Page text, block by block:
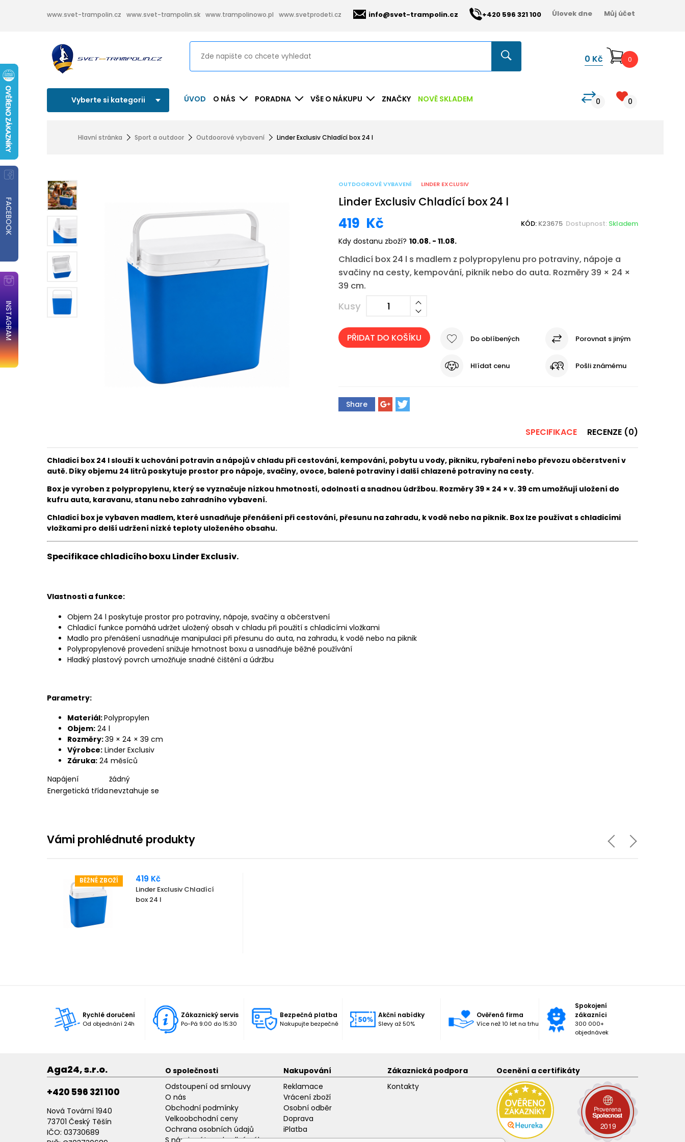
FACEBOOK
INSTAGRAM
www.svet-trampolin.cz www.svet-trampolin.sk www.trampolinowo.pl www.svetprodeti.cz info@svet-trampolin.cz +420 596 321 100 Úlovek dne Můj účet
0 Kč 0
Vyberte si kategorii ÚVOD O NÁS PORADNA VŠE O NÁKUPU ZNAČKY NOVĚ SKLADEM 0 0
Hlavní stránka Sport a outdoor Outdoorové vybavení Linder Exclusiv Chladící box 24 l
OUTDOOROVÉ VYBAVENÍ LINDER EXCLUSIV
Linder Exclusiv Chladící box 24 l
419 Kč KÓD: K23675 Dostupnost: Skladem
Kdy dostanu zboží? 10.08. - 11.08.
Chladicí box 24 l s madlem z polypropylenu pro potraviny, nápoje a
svačiny na cesty, kempování, piknik nebo do auta. Rozměry 39 × 24 ×
39 cm.
Kusy
PŘIDAT DO KOŠÍKU Do oblíbených Porovnat s jiným
Hlídat cenu Pošli známému
Share
SPECIFIKACE RECENZE (0)
Chladicí box 24 l slouží k uchování potravin a nápojů v chladu při cestování, kempování, pobytu u vody, pikniku, rybaření nebo převozu občerstvení v
autě. Díky objemu 24 litrů poskytuje prostor pro nápoje, svačiny, ovoce, balené potraviny i další chlazené potraviny na cesty.
Box je vyroben z polypropylenu, který se vyznačuje nízkou hmotností, odolností a snadnou údržbou. Rozměry 39 × 24 × v. 39 cm umožňují uložení do
kufru auta, karavanu, stanu nebo zahradního vybavení.
Chladicí box je vybaven madlem, které usnadňuje přenášení při cestování, přesunu na zahradu, k vodě nebo na piknik. Box lze používat s chladicími
vložkami pro delší udržení nízké teploty uloženého obsahu.
Specifikace chladicího boxu Linder Exclusiv.
Vlastnosti a funkce:
Objem 24 l poskytuje prostor pro potraviny, nápoje, svačiny a občerstvení
Chladicí funkce pomáhá udržet uložený obsah v chladu při použití s chladicími vložkami
Madlo pro přenášení usnadňuje manipulaci při přesunu do auta, na zahradu, k vodě nebo na piknik
Polypropylenové provedení snižuje hmotnost boxu a usnadňuje běžné používání
Hladký plastový povrch umožňuje snadné čištění a údržbu
Parametry:
Materiál:Polypropylen
Objem: 24 l
Rozměry:39 × 24 × 39 cm
Výrobce: Linder Exclusiv
Záruka: 24 měsíců
Napájení
žádný
Energetická třídanevztahuje se
Vámi prohlédnuté produkty
BĚŽNÉ ZBOŽÍ 419 Kč
Linder Exclusiv Chladící
box 24 l
Rychlé doručení
Od objednání 24h
Zákaznický servis
Po-Pá 9:00 do 15:30
Bezpečná platba
Nakupujte bezpečně
Akční nabídky
Slevy až 50%
Ověřená firma
Více než 10 let na trhu
Spokojení
zákazníci
300 000+
objednávek
Aga24, s.r.o.
+420 596 321 100
Nová Tovární 1940
73701 Český Těšín
IČO: 03730689
O společnosti
Odstoupení od smlouvy
O nás
Obchodní podmínky
Velkoobchodní ceny
Ochrana osobních údajů
Nakupování
Reklamace
Vrácení zboží
Osobní odběr
Doprava
iPlatba
Zákaznická podpora
Kontakty
Ocenění a certifikáty